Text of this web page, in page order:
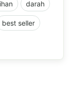
darah
best seller